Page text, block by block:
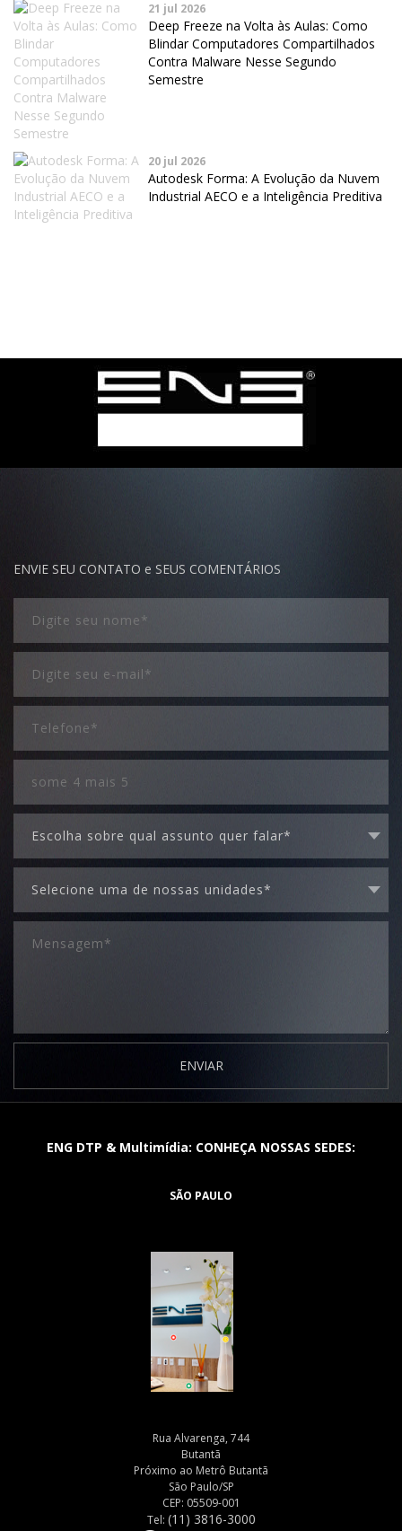
21 jul 2026
Deep Freeze na Volta às Aulas: Como
Blindar Computadores Compartilhados
Contra Malware Nesse Segundo
Semestre
20 jul 2026
Autodesk Forma: A Evolução da Nuvem
Industrial AECO e a Inteligência Preditiva
ENVIE SEU CONTATO e SEUS COMENTÁRIOS
ENVIAR
ENG DTP & Multimídia: CONHEÇA NOSSAS SEDES:
SÃO PAULO
Rua Alvarenga, 744
Butantã
Próximo ao Metrô Butantã
São Paulo/SP
CEP: 05509-001
Tel: (11) 3816-3000